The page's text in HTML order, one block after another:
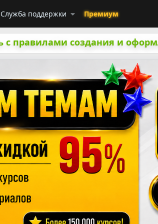
Служба поддержки Премиум
с правилами создания и